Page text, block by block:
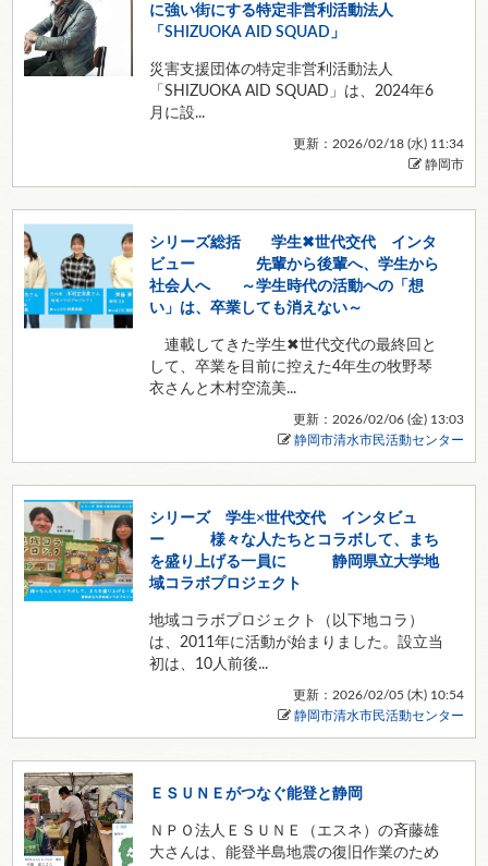
に強い街にする特定非営利活動法人
「SHIZUOKA AID SQUAD」
災害支援団体の特定非営利活動法人
「SHIZUOKA AID SQUAD」は、2024年6
月に設...
更新：2026/02/18 (水) 11:34
静岡市
シリーズ総括 学生✖世代交代 インタ
ビュー 先輩から後輩へ、学生から
社会人へ ～学生時代の活動への「想
い」は、卒業しても消えない～
連載してきた学生✖世代交代の最終回と
して、卒業を目前に控えた4年生の牧野琴
衣さんと木村空流美...
更新：2026/02/06 (金) 13:03
静岡市清水市民活動センター
シリーズ 学生×世代交代 インタビュ
ー 様々な人たちとコラボして、まち
を盛り上げる一員に 静岡県立大学地
域コラボプロジェクト
地域コラボプロジェクト（以下地コラ）
は、2011年に活動が始まりました。設立当
初は、10人前後...
更新：2026/02/05 (木) 10:54
静岡市清水市民活動センター
ＥＳＵＮＥがつなぐ能登と静岡
ＮＰＯ法人ＥＳＵＮＥ（エスネ）の斉藤雄
大さんは、能登半島地震の復旧作業のため